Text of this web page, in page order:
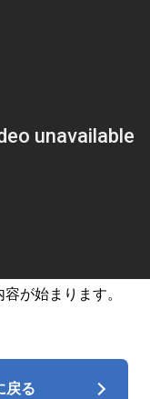
が始まります。
戻る